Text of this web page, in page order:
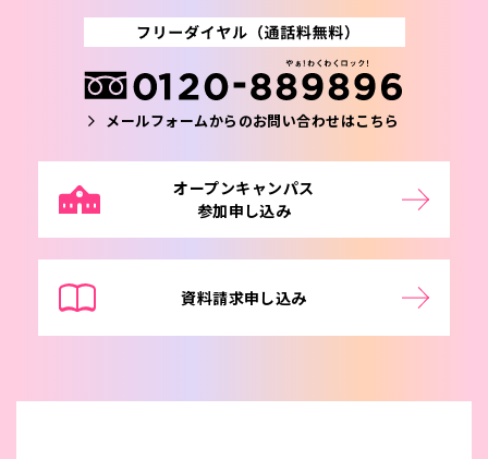
メールフォームからのお問い合わせはこちら
オープンキャンパス
参加申し込み
資料請求申し込み